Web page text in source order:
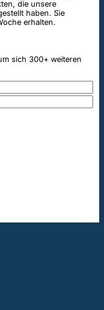
die unsere
haben. Sie
erhalten.
sich 300+ weiteren